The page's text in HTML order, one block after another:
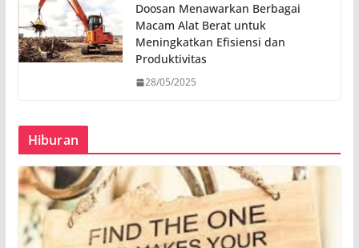
Doosan Menawarkan Berbagai
Macam Alat Berat untuk
Meningkatkan Efisiensi dan
Produktivitas
28/05/2025
Hiburan